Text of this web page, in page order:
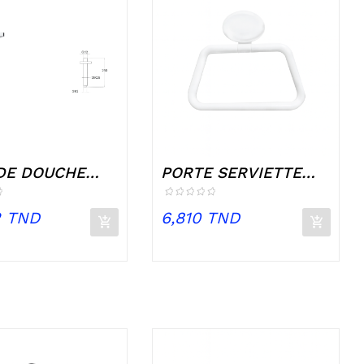
DOUCHE
TND
PORTE SERVIETTE
ANNEAU...
Prix
6,810 TND